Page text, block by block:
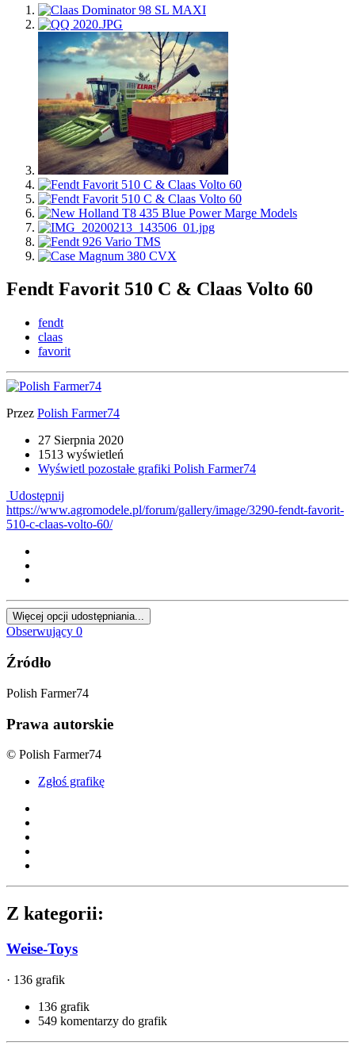
Fendt Favorit 510 C & Claas Volto 60
fendt
claas
favorit
Przez Polish Farmer74
27 Sierpnia 2020
1513 wyświetleń
Wyświetl pozostałe grafiki Polish Farmer74
Udostępnij
https://www.agromodele.pl/forum/gallery/image/3290-fendt-favorit-
510-c-claas-volto-60/
Więcej opcji udostępniania...
Obserwujący 0
Źródło
Polish Farmer74
Prawa autorskie
© Polish Farmer74
Zgłoś grafikę
Z kategorii:
Weise-Toys
· 136 grafik
136 grafik
549 komentarzy do grafik